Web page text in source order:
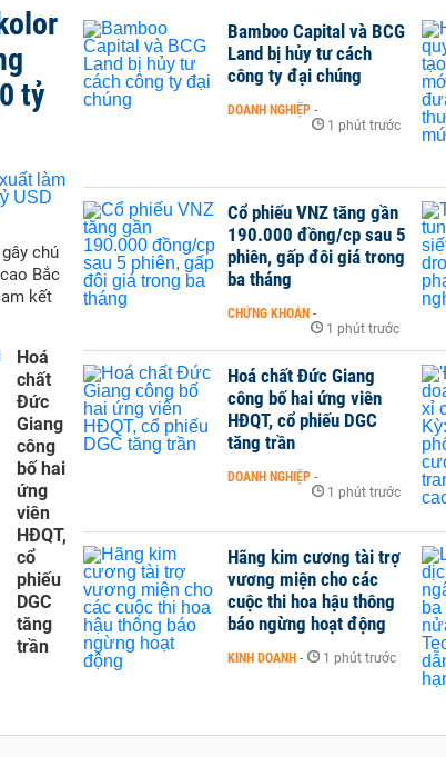
tỷ
chú
Bắc
kết
Hoá
chất
Đức
Giang
công
bố hai
ứng
viên
HĐQT,
cổ
phiếu
DGC
tăng
trần
Bamboo Capital và BCG
Land bị hủy tư cách
công ty đại chúng
DOANH NGHIỆP -
1 phút trước
Cổ phiếu VNZ tăng gần
190.000 đồng/cp sau 5
phiên, gấp đôi giá trong
ba tháng
CHỨNG KHOÁN -
1 phút trước
Hoá chất Đức Giang
công bố hai ứng viên
HĐQT, cổ phiếu DGC
tăng trần
DOANH NGHIỆP -
1 phút trước
Hãng kim cương tài trợ
vương miện cho các
cuộc thi hoa hậu thông
báo ngừng hoạt động
KINH DOANH - 1 phút trước